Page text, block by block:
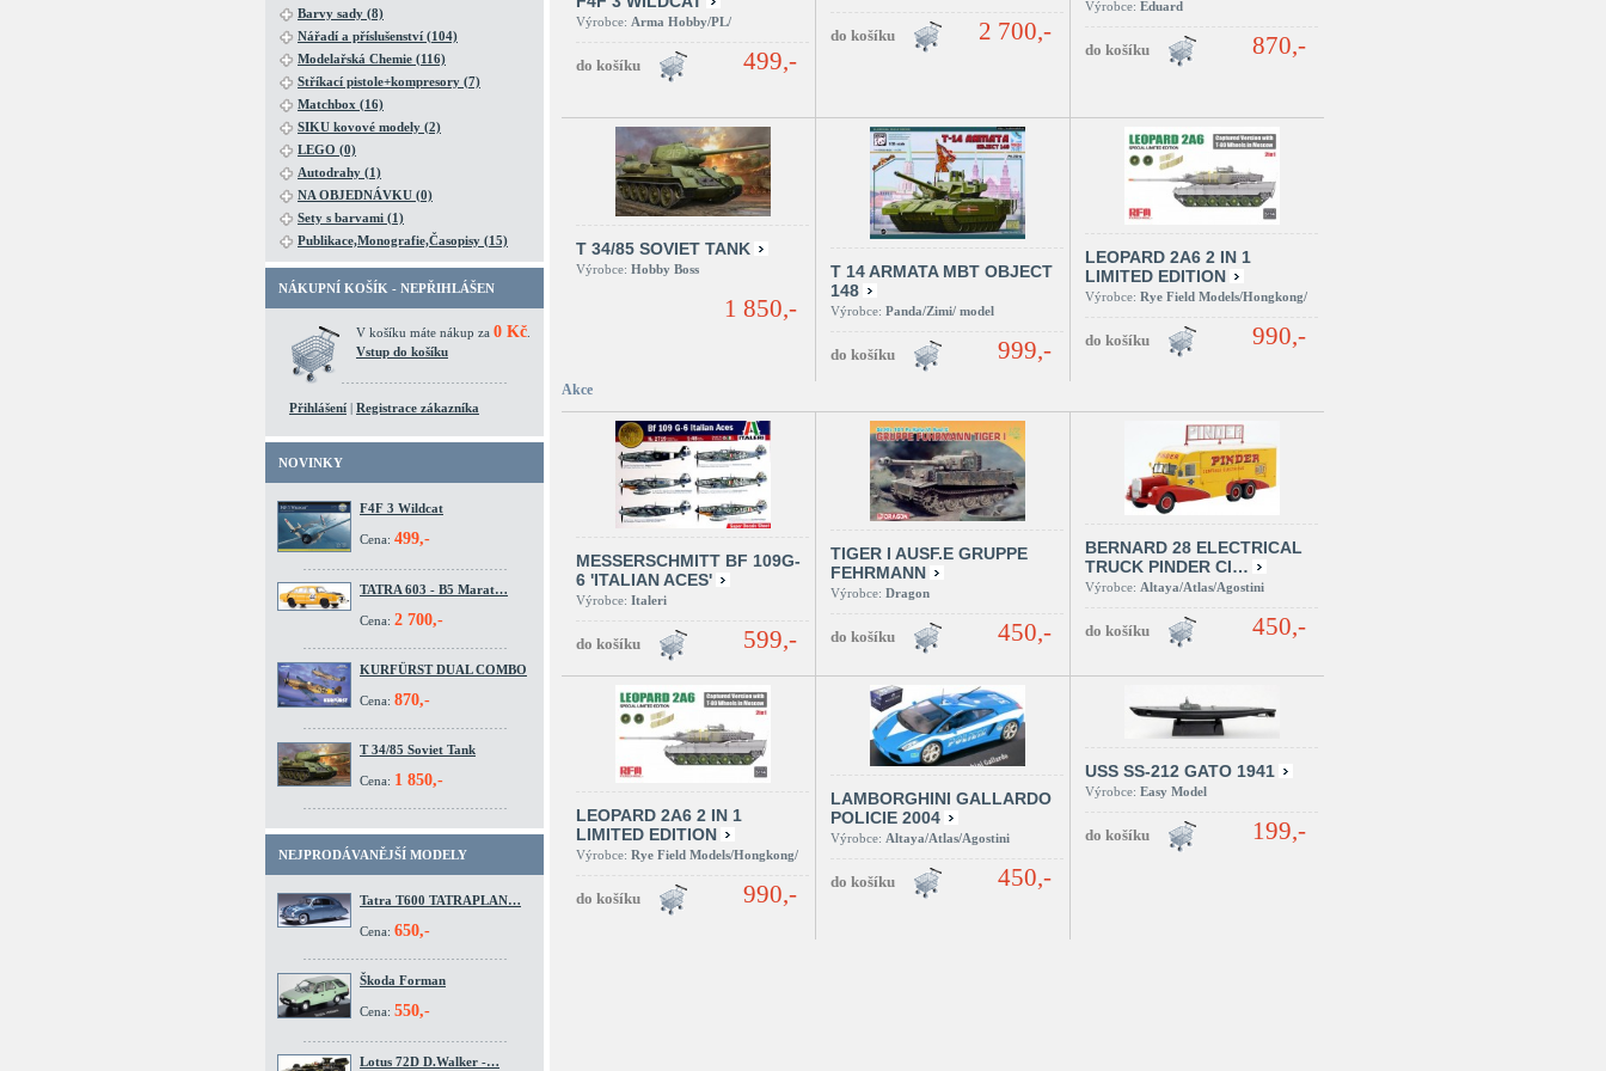
Barvy sady (8)
Nářadí a příslušenství (104)
Modelařská Chemie (116)
Stříkací pistole+kompresory (7)
Matchbox (16)
SIKU kovové modely (2)
LEGO (0)
Autodrahy (1)
NA OBJEDNÁVKU (0)
Sety s barvami (1)
Publikace,Monografie,Časopisy (15)
NÁKUPNÍ KOŠÍK - NEPŘIHLÁŠEN
V košíku máte nákup za 0 Kč
Vstup do košíku
Přihlášení | Registrace zákazníka
NOVINKY
F4F 3 Wildcat
Cena: 499,-
TATRA 603 - B5 Marat…
Cena: 2 700,-
KURFÜRST DUAL COMBO
Cena: 870,-
T 34/85 Soviet Tank
Cena: 1 850,-
NEJPRODÁVANĚJŠÍ MODELY
Tatra T600 TATRAPLAN…
Cena: 650,-
Škoda Forman
Cena: 550,-
Lotus 72D D.Walker -…
Výrobce: Arma Hobby/PL/
499,-
2 700,-
Výrobce: Eduard
870,-
T 34/85 SOVIET TANK
Výrobce: Hobby Boss
1 850,-
T 14 ARMATA MBT OBJECT
148
Výrobce: Panda/Zimi/ model
999,-
LEOPARD 2A6 2 IN 1
LIMITED EDITION
Výrobce: Rye Field Models/Hongkong/
990,-
Akce
MESSERSCHMITT BF 109G-
6 'ITALIAN ACES'
Výrobce: Italeri
599,-
TIGER I AUSF.E GRUPPE
FEHRMANN
Výrobce: Dragon
450,-
BERNARD 28 ELECTRICAL
TRUCK PINDER CI…
Výrobce: Altaya/Atlas/Agostini
450,-
LEOPARD 2A6 2 IN 1
LIMITED EDITION
Výrobce: Rye Field Models/Hongkong/
990,-
LAMBORGHINI GALLARDO
POLICIE 2004
Výrobce: Altaya/Atlas/Agostini
450,-
USS SS-212 GATO 1941
Výrobce: Easy Model
199,-